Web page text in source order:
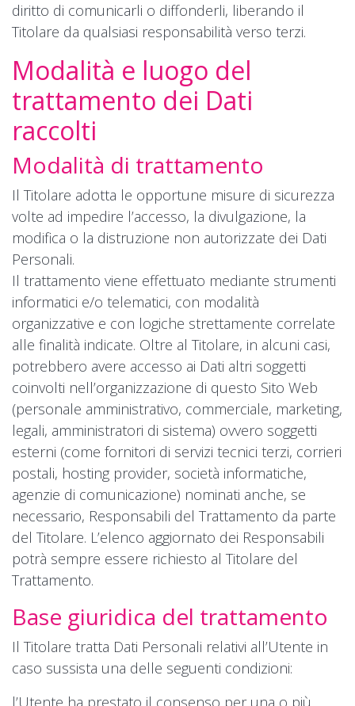
diritto di comunicarli o diffonderli, liberando il
Titolare da qualsiasi responsabilità verso terzi.
Modalità e luogo del
trattamento dei Dati
raccolti
Modalità di trattamento
Il Titolare adotta le opportune misure di sicurezza
volte ad impedire l’accesso, la divulgazione, la
modifica o la distruzione non autorizzate dei Dati
Personali.
Il trattamento viene effettuato mediante strumenti
informatici e/o telematici, con modalità
organizzative e con logiche strettamente correlate
alle finalità indicate. Oltre al Titolare, in alcuni casi,
potrebbero avere accesso ai Dati altri soggetti
coinvolti nell’organizzazione di questo Sito Web
(personale amministrativo, commerciale, marketing,
legali, amministratori di sistema) ovvero soggetti
esterni (come fornitori di servizi tecnici terzi, corrieri
postali, hosting provider, società informatiche,
agenzie di comunicazione) nominati anche, se
necessario, Responsabili del Trattamento da parte
del Titolare. L’elenco aggiornato dei Responsabili
potrà sempre essere richiesto al Titolare del
Trattamento.
Base giuridica del trattamento
Il Titolare tratta Dati Personali relativi all’Utente in
caso sussista una delle seguenti condizioni:
l’Utente ha prestato il consenso per una o più